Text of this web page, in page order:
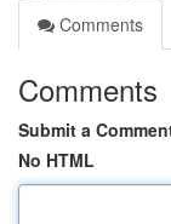
Comments
Comments
Submit a
No HTML